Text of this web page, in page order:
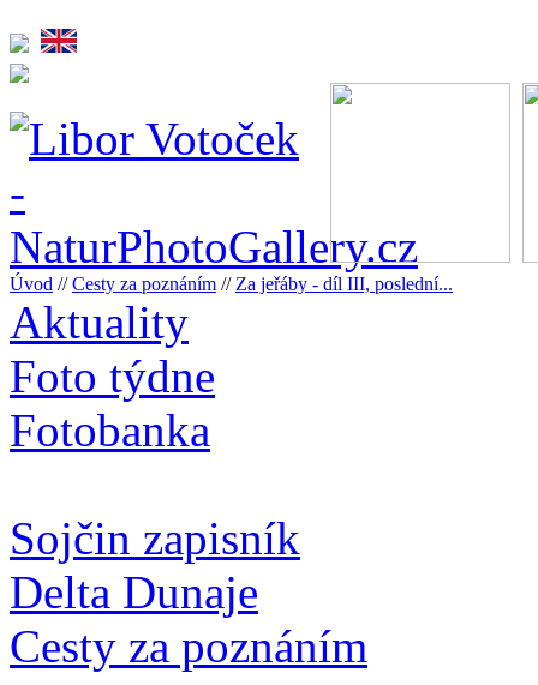
Úvod //Cesty za poznáním // Za jeřáby - díl III, poslední...
Aktuality
Foto týdne
Fotobanka
Sojčin zapisník
Delta Dunaje
Cesty za poznáním